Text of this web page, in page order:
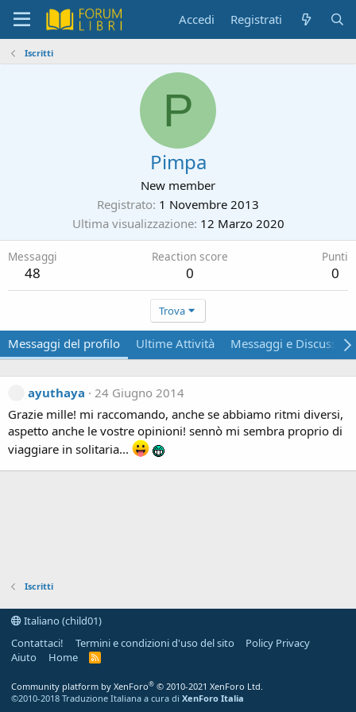
Accedi Registrati
Iscritti
P
Pimpa
New member
Registrato 1 Novembre 2013
Ultima visualizzazione 12 Marzo 2020
Messaggi
48
Reaction score
0
Punti
0
Trova
Messaggi del profilo Ultime Attività Messaggi e
ayuthaya
24 Giugno 2014
Grazie mille! mi raccomando, anche se abbiamo ritmi diversi,
aspetto anche le vostre opinioni! sennò mi sembra proprio di
viaggiare in solitaria...
Iscritti
Italiano (child01)
Contattaci!
Termini e condizioni d'uso del sito
Policy Privacy
Aiuto
Home
R
Community platform by XenForo® © 2010-2021 XenForo Ltd.
©2010-2018 Traduzione Italiana a cura di XenForo Italia